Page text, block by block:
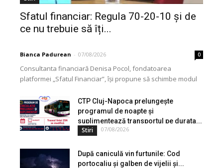
Sfatul financiar: Regula 70-20-10 și de
ce nu trebuie să îți...
Bianca Padurean - 07/08/2026 0
Consultanta financiară Denisa Pocol, fondatoarea
platformei „Sfatul Financiar”, își propune să schimbe modul
de peste...
CTP Cluj-Napoca prelungește
programul de noapte și
suplimentează transportul pe durata...
Stiri 07/08/2026
După caniculă vin furtunile: Cod
portocaliu și galben de vijelii și...